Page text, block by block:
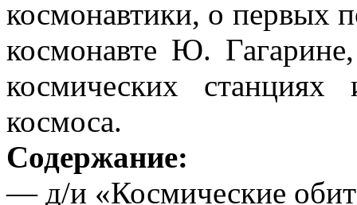
космонавтики, о первых
космонавте Ю. Гагарине,
космических
космоса.
Содержание:
— д/и «Космические